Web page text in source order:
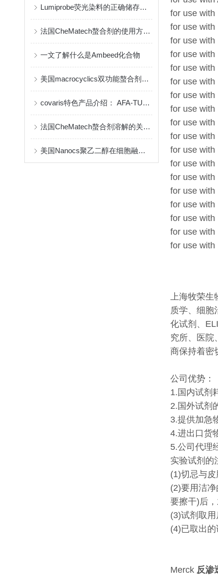
Lumiprobe荧光染料的正确储存与保管
法国CheMatech螯合剂的使用方法很简单
一文了解什么是Ambeed化合物
美国macrocyclics双功能螯合剂的包装、贮存和使用事项
covaris特色产品介绍： AFA-TUBE ®超声管
法国CheMatech螯合剂溶解的关键注意事项
美国Nanocs聚乙二醇在细胞融合中的优点
for use
for use
for use
for use
for use
for use
for use
for use
for use
for use
for use
for use
for use
for use
for use
for use
for use
for use
上海牧荣生
质学、细胞
化试剂、
究所、医院
商保持着密
公司优势：
1.国内试剂
2.国外试剂
3.提供加急
4.进出口货
5.公司代理
实验试剂的
(1)切忌与
(2)要用洁
要擦干)后
(3)试剂取
(4)已取出
Merck 反渗